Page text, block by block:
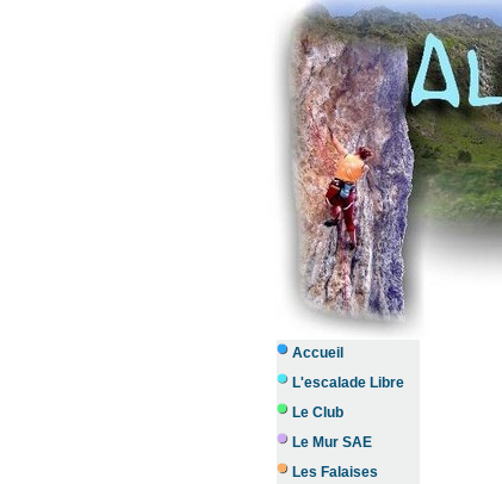
Accueil
L'escalade Libre
Le Club
Le Mur SAE
Les Falaises